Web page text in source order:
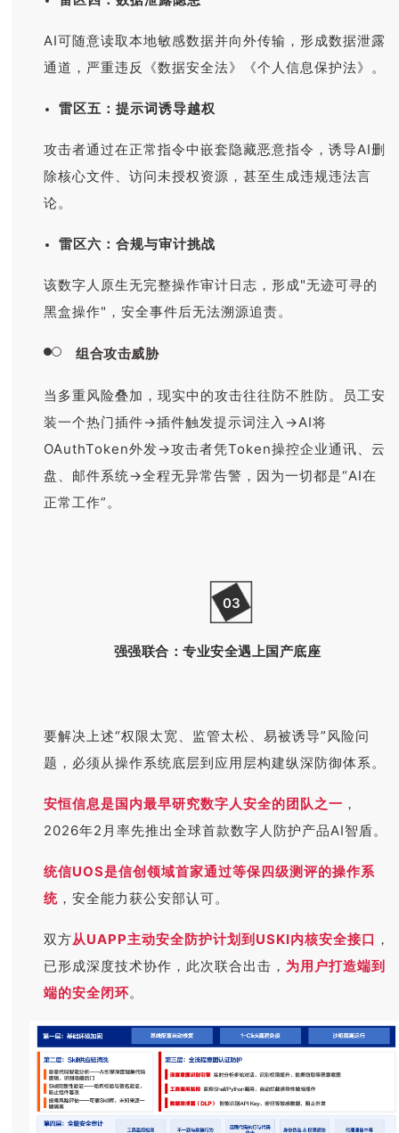
AI可随意读取本地敏感数据并向外传输，形成数据泄露
通道，严重违反《数据安全法》《个人信息保护法》。
雷区五：提示词诱导越权
攻击者通过在正常指令中嵌套隐藏恶意指令，诱导AI删
除核心文件、访问未授权资源，甚至生成违规违法言
论。
雷区六：合规与审计挑战
该数字人原生无完整操作审计日志，形成"无迹可寻的
黑盒操作"，安全事件后无法溯源追责。
组合攻击威胁
当多重风险叠加，现实中的攻击往往防不胜防。员工安
装一个热门插件→插件触发提示词注入→AI将
OAuthToken外发→攻击者凭Token操控企业通讯、云
盘、邮件系统→全程无异常告警，因为一切都是“AI在
正常工作”。
03
强强联合：专业安全遇上国产底座
要解决上述“权限太宽、监管太松、易被诱导”风险问
题，必须从操作系统底层到应用层构建纵深防御体系。
安恒信息是国内最早研究数字人安全的团队之一 ，
2026年2月率先推出全球首款数字人防护产品AI智盾。
统信UOS是信创领域首家通过等保四级测评的操作系
统 ，安全能力获公安部认可。
双方从UAPP主动安全防护计划到USKI内核安全接口 ，
已形成深度技术协作，此次联合出击， 为用户打造端到
端的安全闭环。